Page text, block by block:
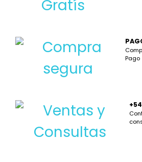
Pago